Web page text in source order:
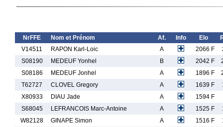
NrFFE Nom et Prénom Af. Info Elo
V14511
RAPON Karl-Loic A 2066 F
S08190
MEDEUF Yonhel B 2042 F
S08186
MEDEUF Jonhel A 1896 F
T62727
CLOVEL Gregory A 1639 F
X80933
DIAU Jade A 1594 F
S68045
LEFRANCOIS Marc-Antoine A 1525 F
W82128
GINAPE Simon A 1516 F